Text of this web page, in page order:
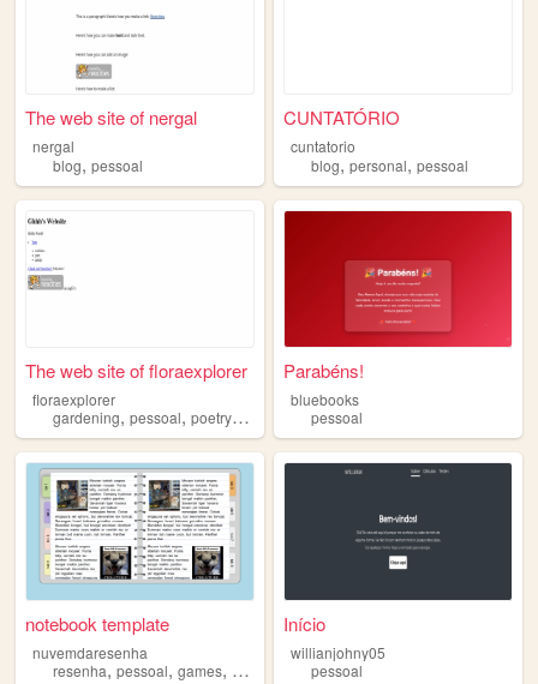
The web site of nergal
nergal
blog, pessoal
CUNTATÓRIO
cuntatorio
blog,personal,pessoal
The web site of floraexplorer
floraexplorer
gardening, pessoal, poetry,random art
Parabéns!
bluebooks
pessoal
notebook template
nuvemdaresenha
resenha, pessoal, games, musica arte
Início
willianjohny05
pessoal